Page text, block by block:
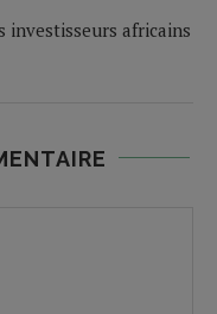
investisseurs africains